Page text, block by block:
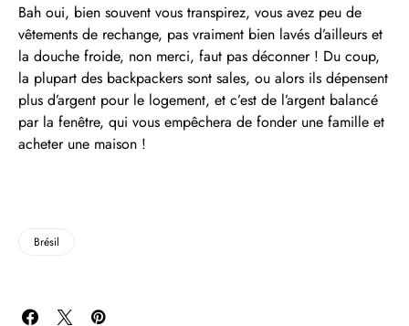
Bah oui, bien souvent vous transpirez, vous avez peu de
vêtements de rechange, pas vraiment bien lavés d’ailleurs et
la douche froide, non merci, faut pas déconner ! Du coup,
la plupart des backpackers sont sales, ou alors ils dépensent
plus d’argent pour le logement, et c’est de l’argent balancé
par la fenêtre, qui vous empêchera de fonder une famille et
acheter une maison !
Brésil